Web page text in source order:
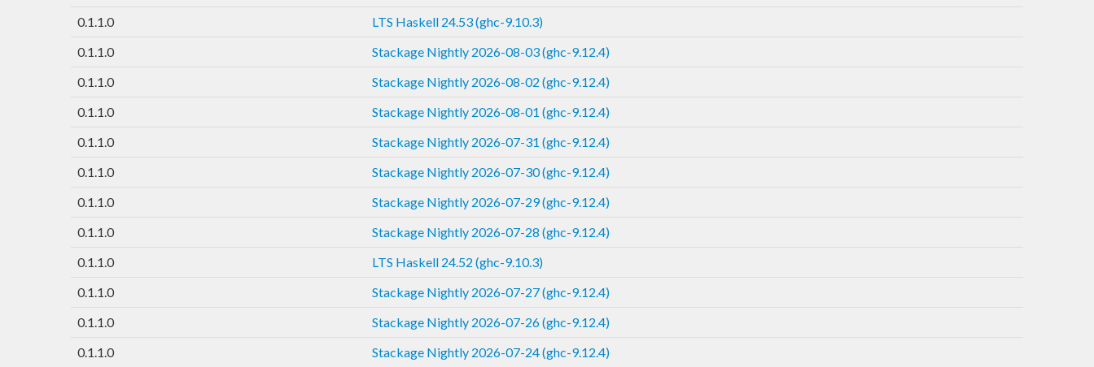
0.1.1.0
LTS Haskell 24.53 (ghc-9.10.3)
0.1.1.0
Stackage Nightly 2026-08-03 (ghc-9.12.4)
0.1.1.0
Stackage Nightly 2026-08-02 (ghc-9.12.4)
0.1.1.0
Stackage Nightly 2026-08-01 (ghc-9.12.4)
0.1.1.0
Stackage Nightly 2026-07-31 (ghc-9.12.4)
0.1.1.0
Stackage Nightly 2026-07-30 (ghc-9.12.4)
0.1.1.0
Stackage Nightly 2026-07-29 (ghc-9.12.4)
0.1.1.0
Stackage Nightly 2026-07-28 (ghc-9.12.4)
0.1.1.0
LTS Haskell 24.52 (ghc-9.10.3)
0.1.1.0
Stackage Nightly 2026-07-27 (ghc-9.12.4)
0.1.1.0
Stackage Nightly 2026-07-26 (ghc-9.12.4)
0.1.1.0
Stackage Nightly 2026-07-24 (ghc-9.12.4)